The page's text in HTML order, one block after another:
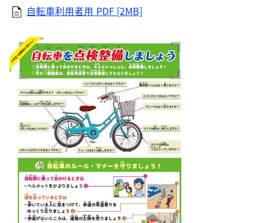
自転車利用者用 PDF [2MB]